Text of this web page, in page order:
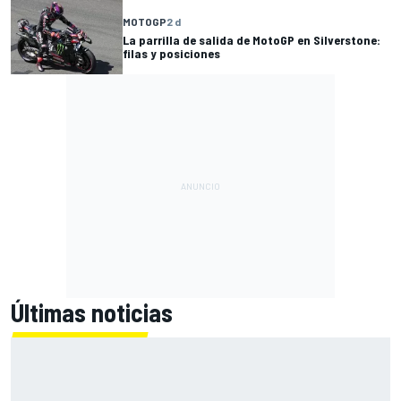
MOTOGP2 d
La parrilla de salida de MotoGP en Silverstone:
filas y posiciones
Últimas noticias